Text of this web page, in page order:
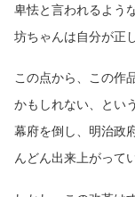
卑怯と言われるよう
坊ちゃんは自分が正
この点から、この作
かもしれない、とい
幕府を倒し、明治政
んどん出来上がって